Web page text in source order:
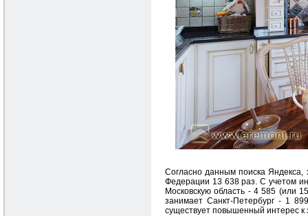
Cогласно данным поиска Яндекса,
Федерации 13 638 раз. С учетом
Московскую область - 4 585 (или
занимает Санкт-Петербург - 1
существует повышенный интерес